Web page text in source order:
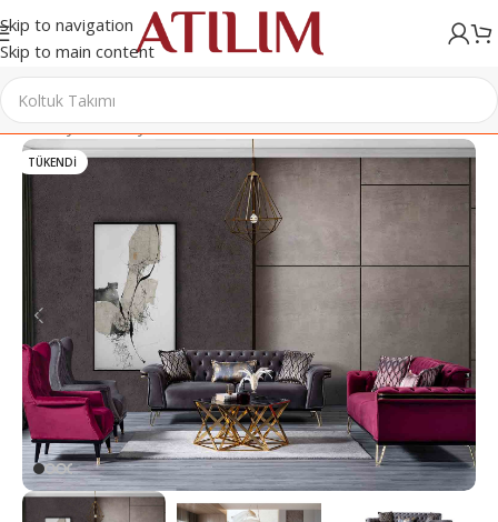
Skip to navigation
Skip to main content
Ana Sayfa/Mobilya/Salon & Oturma Odası/Koltuk Takımı
TÜKENDI